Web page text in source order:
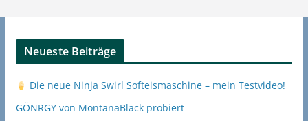
Neueste Beiträge
Die neue Ninja Swirl Softeismaschine – mein Testvideo!
GÖNRGY von MontanaBlack probiert